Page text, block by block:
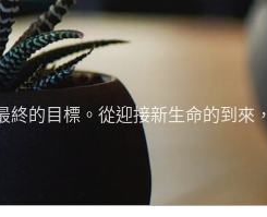
的目標。從迎接新生命的到來，